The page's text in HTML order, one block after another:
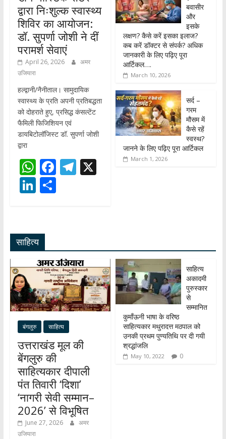
द्वारा निःशुल्क स्वास्थ्य
शिविर का आयोजन:
डॉ. सुपर्णा जोशी ने दीं
परामर्श सेवाएं
April 26, 2026
अमर
उजियारा
हल्द्वानी/नैनीताल। सामुदायिक
स्वास्थ्य के प्रति अपनी प्रतिबद्धता
को दोहराते हुए, प्रसिद्ध कंसल्टेंट
फैमिली फिजिशियन एवं
डायबिटोलॉजिस्ट डॉ. सुपर्णा जोशी
द्वारा
W
h
at
A
p
p
F
ac
e
o
k
T
m
X
Li
e
dI
n
S
बवासीर
और
इसके
लक्षण? कैसे करें इसका इलाज?
कब करें डॉक्टर से संपर्क? अधिक
जानकारी के लिए पढ़िए पूरा
आर्टिकल….
March 10, 2026
सर्द –
गरम
मौसम में
कैसे रहें
स्वस्थ?
जानने के लिए पढ़िए पूरा आर्टिकल
March 1, 2026
साहित्य
बंगलुरु साहित्य
उत्तराखंड मूल की
बेंगलुरु की
साहित्यकार दीपाली
पंत तिवारी ‘दिशा’
‘नागरी सेवी सम्मान–
2026’ से विभूषित
June 27, 2026
अमर
उजियारा
साहित्य
अकादमी
पुरुस्कार
से
सम्मानित
कुमाँऊनी भाषा के वरिष्ठ
साहित्यकार मथुरादत्त मठपाल को
उनकी प्रथम पुण्यतिथि पर दी गयी
श्रद्धांजलि
May 10, 2022 0